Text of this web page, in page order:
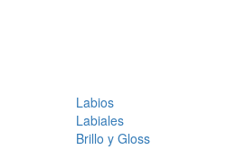
Labios
Labiales
Brillo y Gloss